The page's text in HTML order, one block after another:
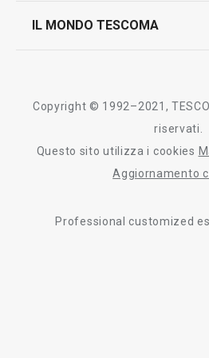
test sui prodotti
IL MONDO TESCOMA
Tescoma nel mondo
informativa whistleblowing
Copyright © 1992–2021,
riservati.
Questo sito utilizza i cookies
Aggiornamento
Professional customized